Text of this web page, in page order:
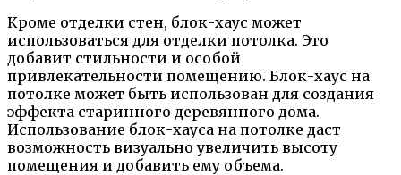
Кроме отделки стен, блок-хаус может
использоваться для отделки потолка. Это
добавит стильности и особой
привлекательности помещению. Блок-хаус на
потолке может быть использован для создания
эффекта старинного деревянного дома.
Использование блок-хауса на потолке даст
возможность визуально увеличить высоту
помещения и добавить ему объема.